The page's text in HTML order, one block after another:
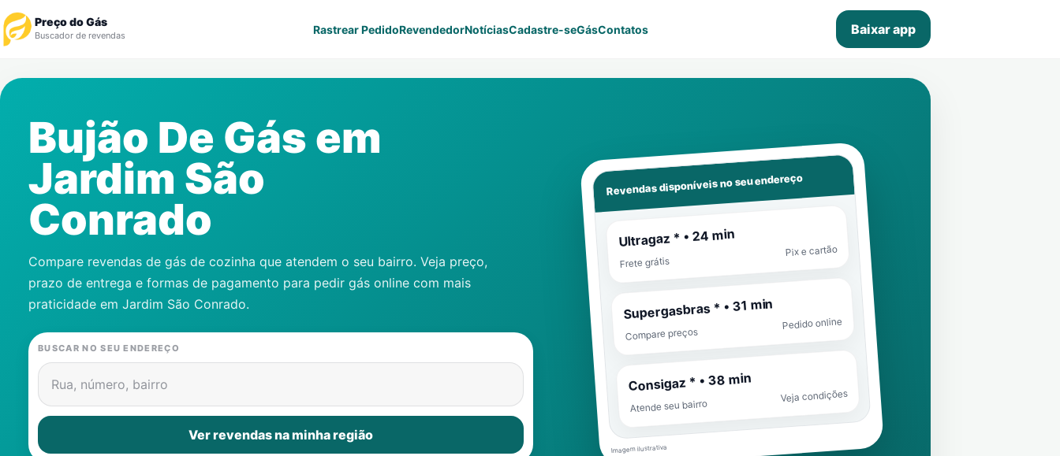
Preço do Gás
Buscador de revendas Rastrear PedidoRevendedorNotíciasCadastre-seGásContatos Baixar app
Revendedor
Notícias
Cadastre-se
Contatos
Bujão De Gás em
Jardim São
Conrado
Compare revendas de gás de cozinha que atendem o seu bairro. Veja preço,
prazo de entrega e formas de pagamento para pedir gás online com mais
praticidade em Jardim São Conrado.
BUSCAR NO SEU ENDEREÇO
Rua, número, bairro
Ver revendas na minha região
Revendas disponíveis no seu endereço
Ultragaz * • 24 min
Frete grátis
Pix e cartão
Supergasbras * • 31 min
Compare preços
Pedido online
Consigaz * • 38 min
Atende seu bairro
Veja condições
Imagem ilustrativa